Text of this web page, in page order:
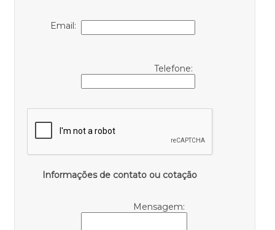
Email:
Telefone:
Informações de contato ou cotação
Mensagem: